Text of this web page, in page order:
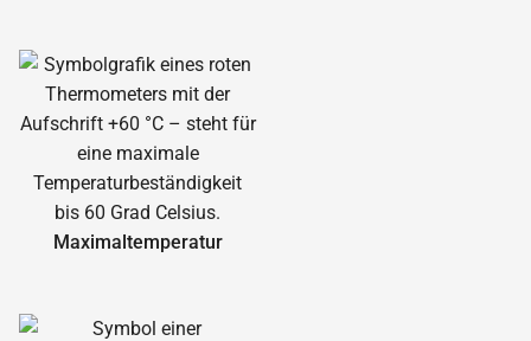
Maximal­temperatur